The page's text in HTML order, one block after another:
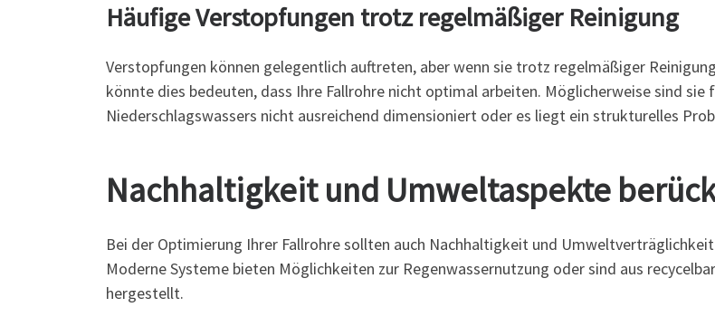
Häufige Verstopfungen trotz regelmäßiger Reinigung
Verstopfungen können gelegentlich auftreten, aber wenn sie trotz regelmäßiger
könnte dies bedeuten, dass Ihre Fallrohre nicht optimal arbeiten. Möglicherweise sind sie
Niederschlagswassers nicht ausreichend dimensioniert oder es liegt ein strukturelles
Nachhaltigkeit und Umweltaspekte
Bei der Optimierung Ihrer Fallrohre sollten auch Nachhaltigkeit und
Moderne Systeme bieten Möglichkeiten zur Regenwassernutzung oder sind aus
hergestellt.